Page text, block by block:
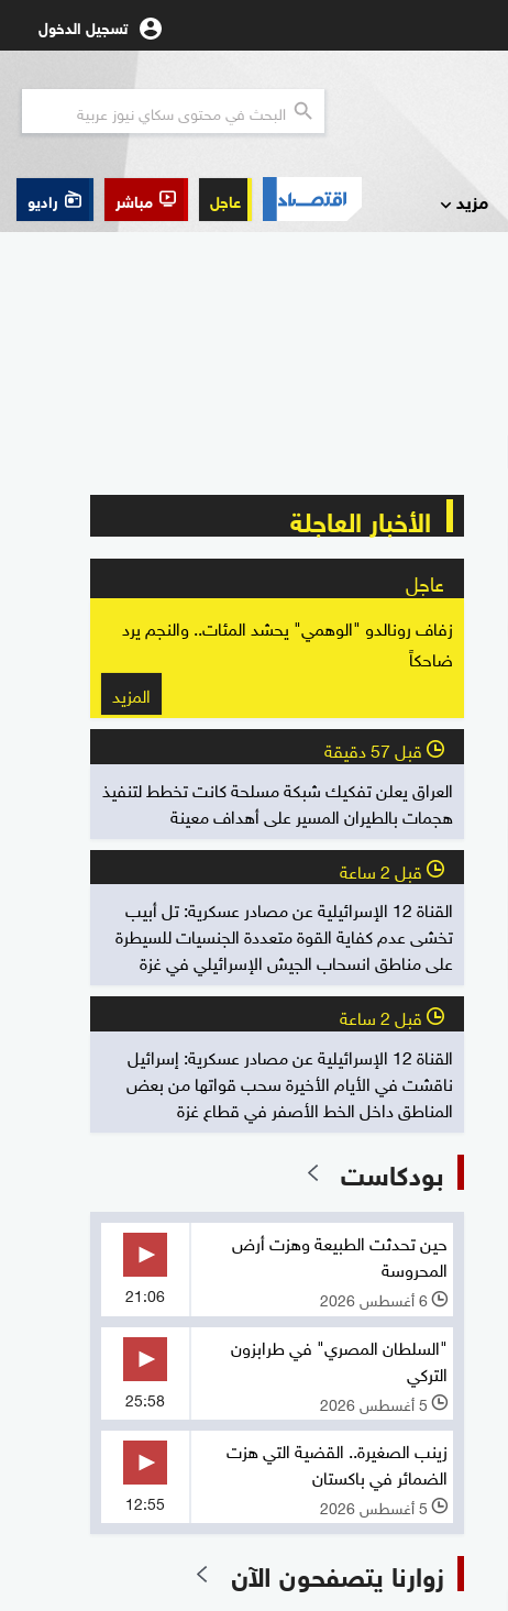
تسجيل الدخول
مزيد عاجل مباشر راديو
الأخبار العاجلة
عاجل
زفاف رونالدو "الوهمي" يحشد المئات.. والنجم يرد
ضاحكاً
المزيد
l قبل 57 دقيقة
العراق يعلن تفكيك شبكة مسلحة كانت تخطط لتنفيذ
هجمات بالطيران المسير على أهداف معينة
l قبل 2 ساعة
القناة 12 الإسرائيلية عن مصادر عسكرية: تل أبيب
تخشى عدم كفاية القوة متعددة الجنسيات للسيطرة
على مناطق انسحاب الجيش الإسرائيلي في غزة
l قبل 2 ساعة
القناة 12 الإسرائيلية عن مصادر عسكرية: إسرائيل
ناقشت في الأيام الأخيرة سحب قواتها من بعض
المناطق داخل الخط الأصفر في قطاع غزة
بودكاست
حين تحدثت الطبيعة وهزت أرض
المحروسة
l 6 أغسطس 2026 21:06
"السلطان المصري" في طرابزون
التركي
l 5 أغسطس 2026 25:58
زينب الصغيرة.. القضية التي هزت
الضمائر في باكستان
l 5 أغسطس 2026 12:55
زوارنا يتصفحون الآن